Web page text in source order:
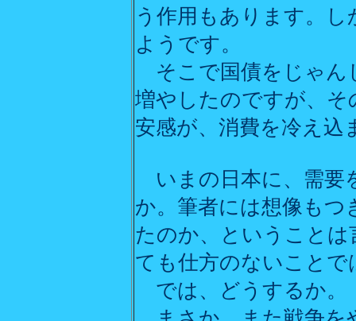
う作用もあります。
ようです。
そこで国債をじゃん
増やしたのですが、
安感が、消費を冷え込
いまの日本に、需要
か。筆者には想像も
たのか、ということ
ても仕方のないことで
では、どうするか。